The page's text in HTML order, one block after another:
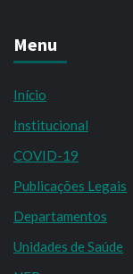
Menu
Início
Institucional
COVID-19
Publicações Legais
Departamentos
Unidades de Saúde